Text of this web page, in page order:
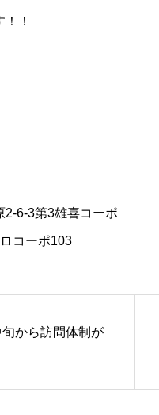
！
2-6-3第3雄喜コーポ
コーポ103
から訪問体制が